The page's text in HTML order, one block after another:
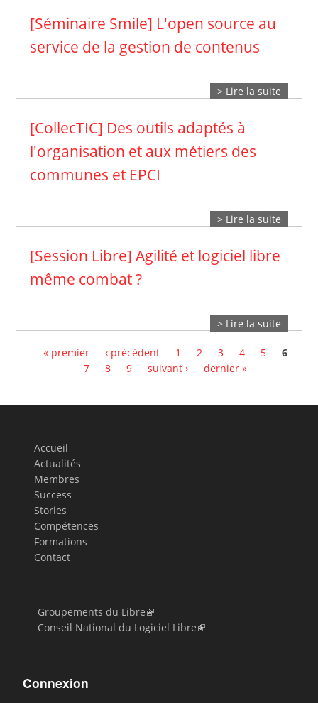
[Séminaire Smile] L'open source au
service de la gestion de contenus
> Lire la suite
[CollecTIC] Des outils adaptés à
l'organisation et aux métiers des
communes et EPCI
> Lire la suite
[Session Libre] Agilité et logiciel libre
même combat ?
> Lire la suite
Pages« premier ‹ précédent 1 2 3 4 5
6
7
8 9 suivant › dernier »
Accueil
Actualités
Membres
Success
Stories
Compétences
Formations
Contact
Groupements du Libre
Conseil National du Logiciel Libre
Connexion